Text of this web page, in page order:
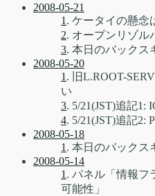
2008-05-21
1 . ケータイの懸念
2. オープンリゾル
3. 本日のバックス
2008-05-20
1 . 旧L.ROOT-
い
3. 5/21(JST)追記1:
4. 5/21(JST)追記2:
2008-05-18
1 . 本日のバックス
2008-05-14
1 . パネル「情報フ
可能性」